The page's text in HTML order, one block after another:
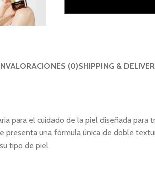
VALORACIONES (0)SHIPPING &
para el cuidado de la piel diseñada
una fórmula única de doble
tipo de piel.